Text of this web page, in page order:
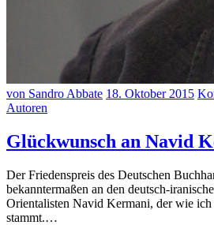
von Sandro Abbate 18. Oktober 2015
Autoren
Glückwunsch an Navid
Der Friedenspreis des Deutschen
bekanntermaßen an den deutsch-
Orientalisten Navid Kermani, der wie ich
stammt.…